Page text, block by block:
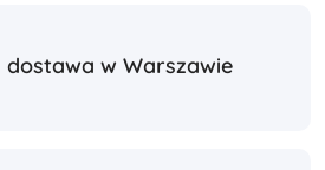
dostawa w Warszawie